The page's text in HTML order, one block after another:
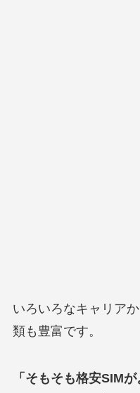
いろいろなキャリア
類も豊富です。
「そもそも格安SIM